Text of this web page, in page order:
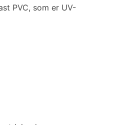
PVC, som er UV-